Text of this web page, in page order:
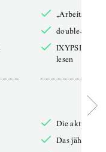
double-
lesen
Die aktuelle
Das jährliche